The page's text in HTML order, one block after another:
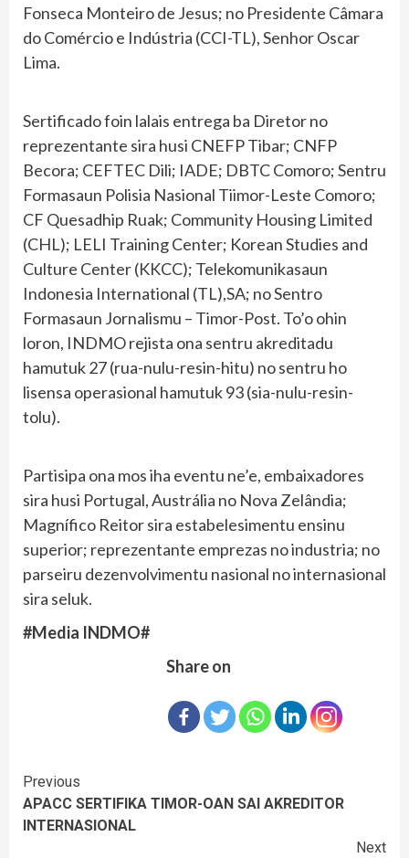
Fonseca Monteiro de Jesus; no Presidente Câmara
do Comércio e Indústria (CCI-TL), Senhor Oscar
Lima.
Sertificado foin lalais entrega ba Diretor no
reprezentante sira husi CNEFP Tibar; CNFP
Becora; CEFTEC Dili; IADE; DBTC Comoro; Sentru
Formasaun Polisia Nasional Tiimor-Leste Comoro;
CF Quesadhip Ruak; Community Housing Limited
(CHL); LELI Training Center; Korean Studies and
Culture Center (KKCC); Telekomunikasaun
Indonesia International (TL),SA; no Sentro
Formasaun Jornalismu – Timor-Post. To’o ohin
loron, INDMO rejista ona sentru akreditadu
hamutuk 27 (rua-nulu-resin-hitu) no sentru ho
lisensa operasional hamutuk 93 (sia-nulu-resin-
tolu).
Partisipa ona mos iha eventu ne’e, embaixadores
sira husi Portugal, Austrália no Nova Zelândia;
Magnífico Reitor sira estabelesimentu ensinu
superior; reprezentante emprezas no industria; no
parseiru dezenvolvimentu nasional no internasional
sira seluk.
#Media INDMO#
Share on
Continue
Reading
Previous
APACC SERTIFIKA TIMOR-OAN SAI AKREDITOR
INTERNASIONAL
Next